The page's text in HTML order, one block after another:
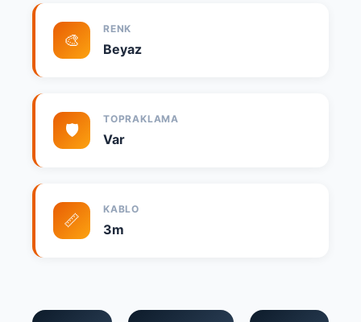
🎨
RENK
Beyaz
🛡️
TOPRAKLAMA
Var
📏
KABLO
3m